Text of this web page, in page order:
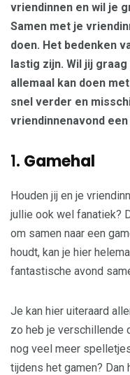
vriendinnen en wil je
Samen met je
doen. Het bedenken
lastig zijn. Wil jij
allemaal kan doen
snel verder en
vriendinnenavond
1. Gamehal
Houden jij en je
jullie ook wel fanatiek?
om samen naar een
houdt, kan je hier
fantastische avond
Je kan hier uiteraard
zo heb je verschillende
nog veel meer
tijdens het gamen? Dan